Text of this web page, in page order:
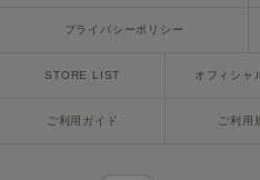
スワネ
プライバシーポリシー
STORE LIST オフィシャ
ご利用ガイド ご利用